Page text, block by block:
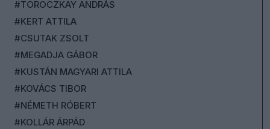
#TOROCZKAY ANDRÁS
#KERT ATTILA
#CSUTAK ZSOLT
#MEGADJA GÁBOR
#KUSTÁN MAGYARI ATTILA
#KOVÁCS TIBOR
#NÉMETH RÓBERT
#KOLLÁR ÁRPÁD